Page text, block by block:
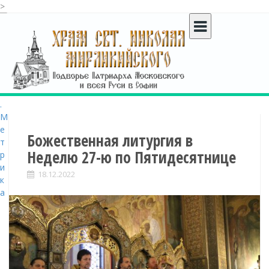
>
c
o
n
t
e
n
t
Божественная литургия в
Неделю 27-ю по Пятидесятнице
18.12.2022